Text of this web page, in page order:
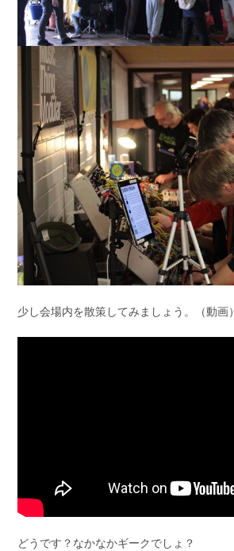
少し会場内を散策してみましょう。（動画）
どうです？なかなかギークでしょ？